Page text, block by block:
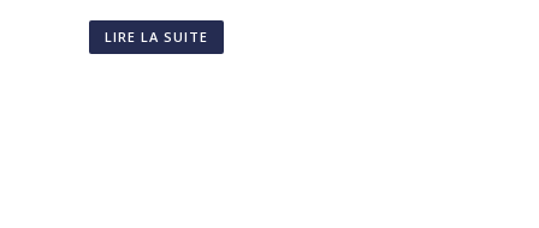
LIRE LA SUITE